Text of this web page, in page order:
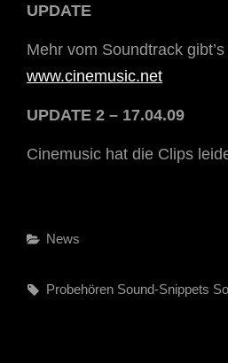
UPDATE
Mehr vom Soundtrack
www.cinemusic.net
UPDATE 2 – 17.04.09
Cinemusic hat die Clips
Categories
News
Tags,
Probehören Sound-Snippets